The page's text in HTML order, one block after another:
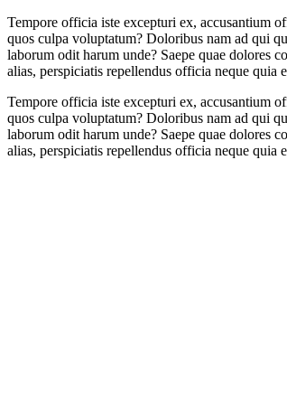
Tempore officia iste excepturi ex, accusantium
quos culpa voluptatum? Doloribus nam ad qui
laborum odit harum unde? Saepe quae dolores
alias, perspiciatis repellendus officia neque quia
Tempore officia iste excepturi ex, accusantium
quos culpa voluptatum? Doloribus nam ad qui
laborum odit harum unde? Saepe quae dolores
alias, perspiciatis repellendus officia neque quia